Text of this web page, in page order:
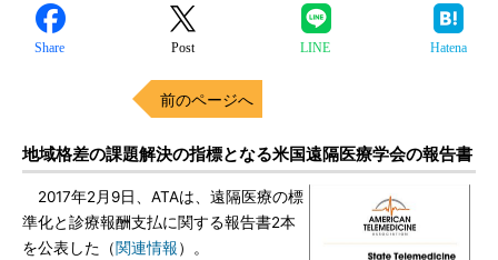
Share Post LINE Hatena
前のページへ
地域格差の課題解決の指標となる米国遠隔医療学会の報告書
2017年2月9日、ATAは、遠隔医療の標
準化と診療報酬支払に関する報告書2本
を公表した（関連情報）。